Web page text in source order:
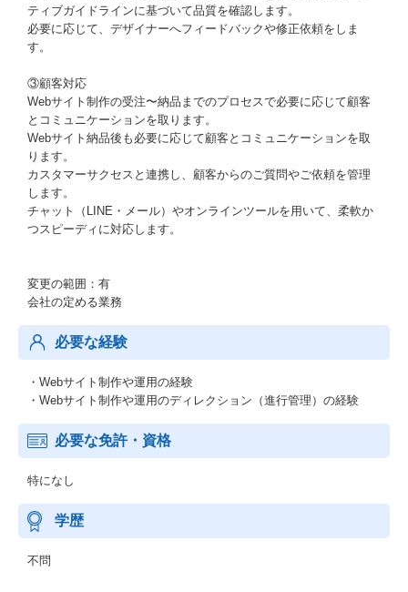
ティブガイドラインに基づいて品質を確認します。
必要に応じて、デザイナーへフィードバックや修正依頼をしま
す。
③顧客対応
Webサイト制作の受注〜納品までのプロセスで必要に応じて顧客
とコミュニケーションを取ります。
Webサイト納品後も必要に応じて顧客とコミュニケーションを取
ります。
カスタマーサクセスと連携し、顧客からのご質問やご依頼を管理
します。
チャット（LINE・メール）やオンラインツールを用いて、柔軟か
つスピーディに対応します。
変更の範囲：有
会社の定める業務
必要な経験
・Webサイト制作や運用の経験
・Webサイト制作や運用のディレクション（進行管理）の経験
必要な免許・資格
特になし
学歴
不問